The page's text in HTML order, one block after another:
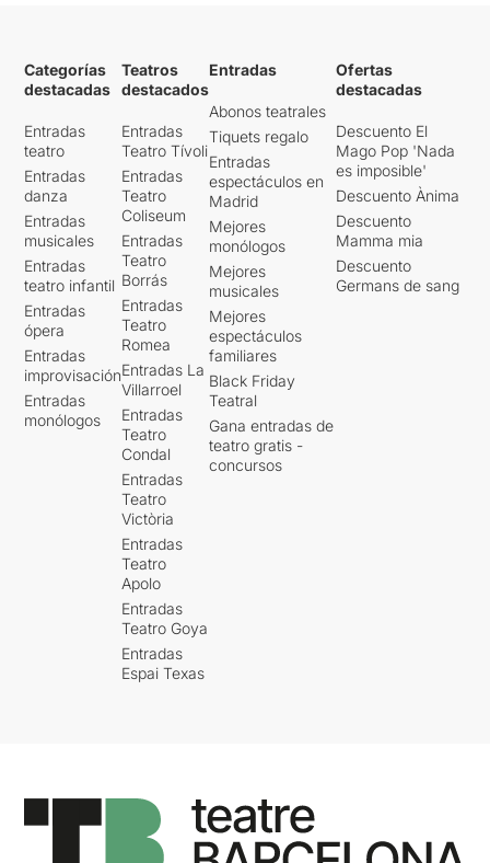
Categorías
destacadas
Entradas
teatro
Entradas
danza
Entradas
musicales
Entradas
teatro infantil
Entradas
ópera
Entradas
improvisación
Entradas
monólogos
Teatros
destacados
Entradas
Teatro Tívoli
Entradas
Teatro
Coliseum
Entradas
Teatro
Borrás
Entradas
Teatro
Romea
Entradas La
Villarroel
Entradas
Teatro
Condal
Entradas
Teatro
Victòria
Entradas
Teatro
Apolo
Entradas
Teatro Goya
Entradas
Espai Texas
Entradas
Abonos teatrales
Tiquets regalo
Entradas
espectáculos en
Madrid
Mejores
monólogos
Mejores
musicales
Mejores
espectáculos
familiares
Black Friday
Teatral
Gana entradas de
teatro gratis -
concursos
Ofertas
destacadas
Descuento El
Mago Pop 'Nada
es imposible'
Descuento Ànima
Descuento
Mamma mia
Descuento
Germans de sang